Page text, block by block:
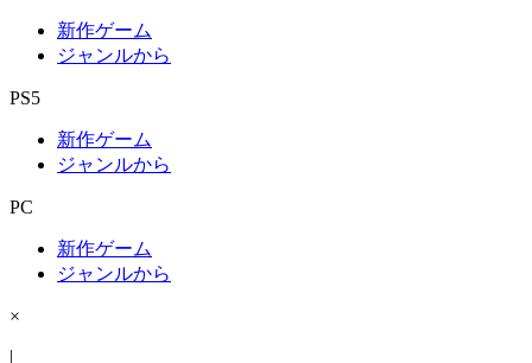
新作ゲーム
ジャンルから
PS5
新作ゲーム
ジャンルから
PC
新作ゲーム
ジャンルから
×
|